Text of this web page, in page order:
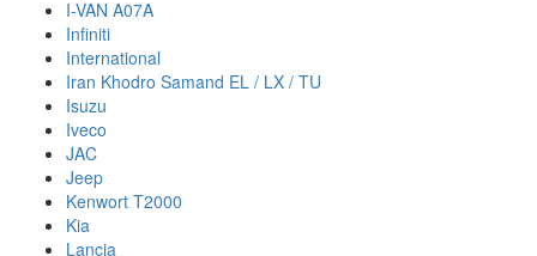
I-VAN A07A
Infiniti
International
Iran Khodro Samand EL / LX / TU
Isuzu
Iveco
JAC
Jeep
Kenwort T2000
Kia
Lancia